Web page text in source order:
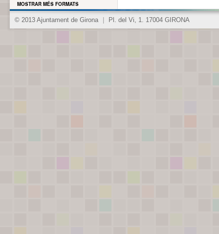
MOSTRAR MÉS FORMATS
© 2013 Ajuntament de Girona Pl. del Vi, 1. 17004 GIRONA